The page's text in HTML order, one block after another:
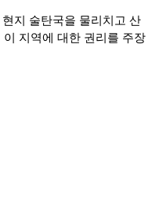
지 술탄국을 물리치고 산
지역에 대한 권리를 주장